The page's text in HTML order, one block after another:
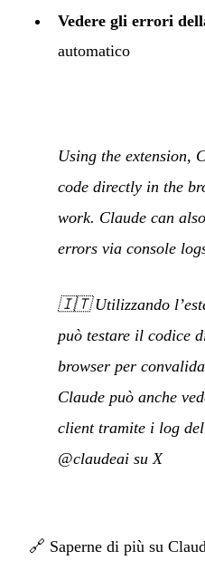
Vedere gli errori
automatico
Using the extension,
code directly in the
work. Claude can
errors via console
🇮🇹Utilizzando
può testare il codice
browser per
Claude può anche
client tramite i log
@claudeai su X
🔗 Saperne di più su